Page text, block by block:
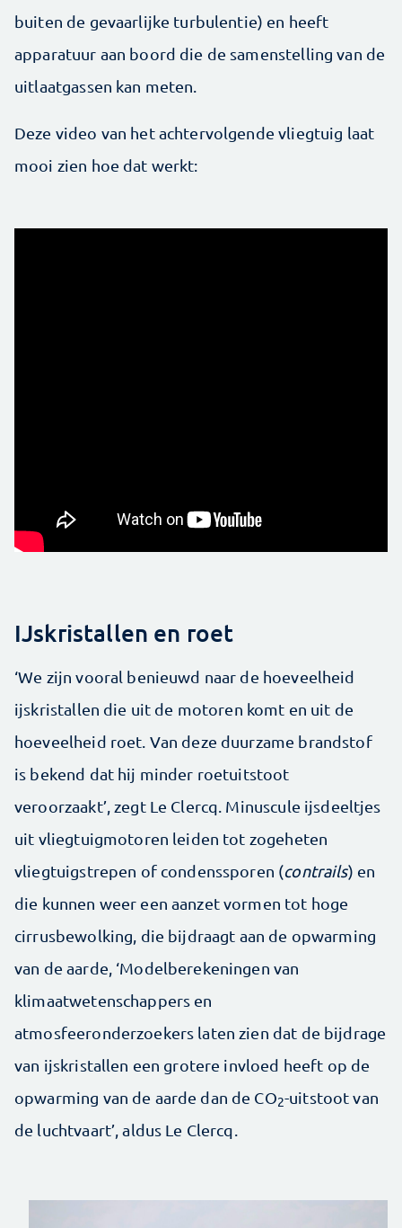
buiten de gevaarlijke turbulentie) en heeft
apparatuur aan boord die de samenstelling van de
uitlaatgassen kan meten.
Deze video van het achtervolgende vliegtuig laat
mooi zien hoe dat werkt:
IJskristallen en roet
‘We zijn vooral benieuwd naar de hoeveelheid
ijskristallen die uit de motoren komt en uit de
hoeveelheid roet. Van deze duurzame brandstof
is bekend dat hij minder roetuitstoot
veroorzaakt’, zegt Le Clercq. Minuscule ijsdeeltjes
uit vliegtuigmotoren leiden tot zogeheten
vliegtuigstrepen of condenssporen (contrails) en
die kunnen weer een aanzet vormen tot hoge
cirrusbewolking, die bijdraagt aan de opwarming
van de aarde, ‘Modelberekeningen van
klimaatwetenschappers en
atmosfeeronderzoekers laten zien dat de bijdrage
van ijskristallen een grotere invloed heeft op de
opwarming van de aarde dan de CO2-uitstoot van
de luchtvaart’, aldus Le Clercq.